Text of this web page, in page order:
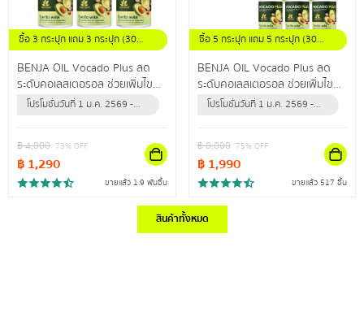
ซื้อ 3 กระปุก แถม 3 กระปุก (30
แคปซูล / กระปุก)
BENJA OIL Vocado Plus ลด
ระดับคอเลสเตอรอล ช่วยเพิ่มไข
มันดี ลดไขมันเลว ปรับลดความดัน
โปรโมชั่นวันที่ 1 ม.ค. 2569 -
฿4,800 73% OFF
฿1,290
ขายแล้ว 1.9 พันชิ้น
ซื้อ 5 กระปุก แถม 5 กระปุก (30
แคปซูล / กระปุก)
BENJA OIL Vocado Plus ลด
ระดับคอเลสเตอรอล ช่วยเพิ่มไข
มันดี ลดไขมันเลว ปรับลดความดัน
โปรโมชั่นวันที่ 1 ม.ค. 2569 -
฿8,000 75% OFF
฿1,990
ขายแล้ว 517 ชิ้น
สินค้าทั้งหมด